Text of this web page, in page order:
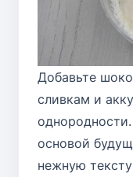
Добавьте
сливкам и
основой
нежную